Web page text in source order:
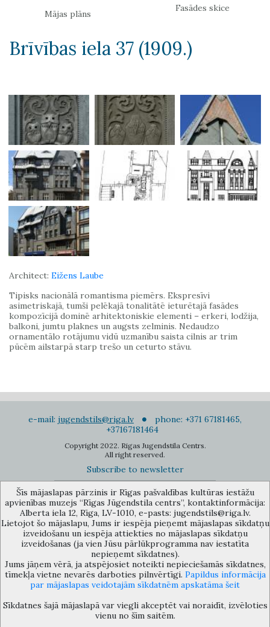
Mājas plāns
Fasādes skice
Brīvības iela 37 (1909.)
Architect: Eižens Laube
Tipisks nacionālā romantisma piemērs. Ekspresīvi
asimetriskajā, tumši pelēkajā tonalitātē ieturētajā fasādes
kompozīcijā dominē arhitektoniskie elementi – erkeri, lodžija,
balkoni, jumtu plaknes un augsts zelminis. Nedaudzo
ornamentālo rotājumu vidū uzmanību saista cilnis ar trim
pūcēm ailstarpā starp trešo un ceturto stāvu.
e-mail: jugendstils@riga.lv
phone: +371 67181465,
+37167181464
Copyright 2022. Rigas Jugendstila Centrs.
All right reserved.
Subscribe to newsletter
The Anti-Bureaucracy Centre of the Riga City Council (phone: 67026859,
67012031, e-mail: bac@riga.lv) performs functions of a contact point in
the Municipality of Riga, providing necessary protection and
confidentiality to a person who informs about possible conflicts of
interest or other corrupt deals of officials in the Department or its
subordinate bodies.
Šīs mājaslapas pārzinis ir Rīgas pašvaldības kultūras iestāžu
apvienības muzejs “Rīgas Jūgendstila centrs”, kontaktinformācija:
Alberta iela 12, Rīga, LV-1010, e-pasts: jugendstils@riga.lv.
Lietojot šo mājaslapu, Jums ir iespēja pieņemt mājaslapas sīkdatņu
izveidošanu un iespēja attiekties no mājaslapas sīkdatņu
izveidošanas (ja vien Jūsu pārlūkprogramma nav iestatīta
nepieņemt sīkdatnes).
Jums jāņem vērā, ja atspējosiet noteikti nepieciešamās sīkdatnes,
tīmekļa vietne nevarēs darboties pilnvērtīgi. Papildus informācija
par mājaslapas veidotajām sīkdatnēm apskatāma šeit
Sīkdatnes šajā mājaslapā var viegli akceptēt vai noraidīt, izvēloties
vienu no šīm saitēm.